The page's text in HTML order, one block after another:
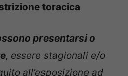
toracica
presentarsi o
, essere stagionali e/o
all’esposizione ad